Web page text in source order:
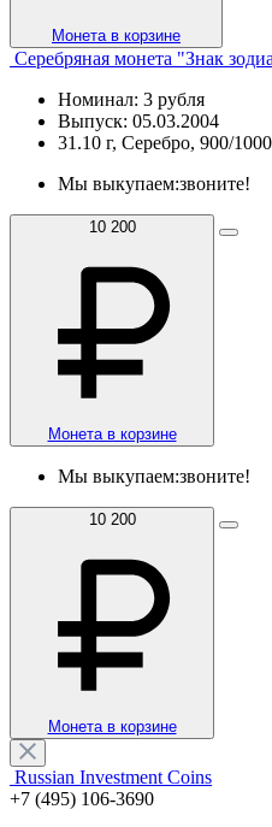
Монета в корзине
Серебряная монета "Знак
Номинал: 3 рубля
Выпуск: 05.03.2004
31.10 г, Серебро, 900/1000
Мы выкупаем:звоните!
10 200
Монета в корзине
Мы выкупаем:звоните!
10 200
Монета в корзине
Russian Investment Coins
+7 (495) 106-3690